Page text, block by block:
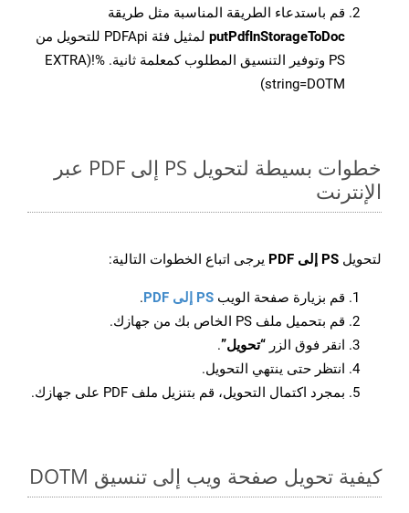
قم باستدعاء الطريقة المناسبة مثل طريقة
putPdfInStorageToDoc
لمثيل فئة PDFApi للتحويل من
PS وتوفير التنسيق المطلوب كمعلمة ثانية. %!(EXTRA
string=DOTM)
خطوات بسيطة لتحويل PS إلى PDF عبر
الإنترنت
لتحويل PS إلى PDF يرجى اتباع الخطوات التالية:
قم بزيارة صفحة الويب PS إلى PDF
.
قم بتحميل ملف PS الخاص بك من جهازك.
انقر فوق الزر “تحويل”.
انتظر حتى ينتهي التحويل.
بمجرد اكتمال التحويل، قم بتنزيل ملف PDF على جهازك.
كيفية تحويل صفحة ويب إلى تنسيق DOTM